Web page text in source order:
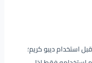
استخدام ديبو كريم؛